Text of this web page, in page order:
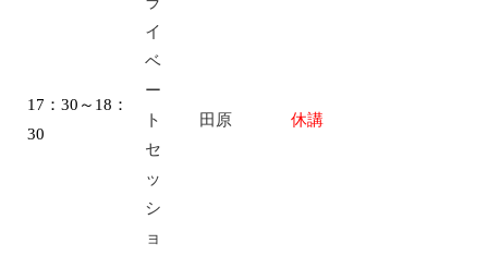
17：30～18：
30
イ
ベ
ー
ト
セ
ッ
シ
ョ
田原 休講